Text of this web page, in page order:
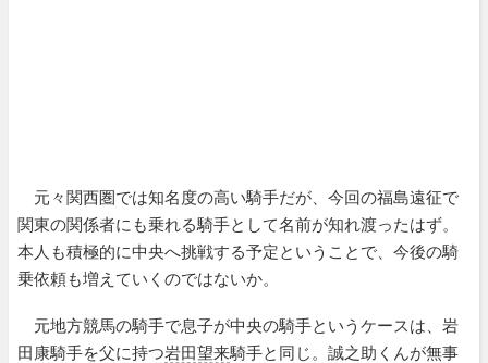
元々関西圏では知名度の高い騎手だが、今回の福島遠征で
関東の関係者にも乗れる騎手として名前が知れ渡ったはず。
本人も積極的に中央へ挑戦する予定ということで、今後の騎
乗依頼も増えていくのではないか。
元地方競馬の騎手で息子が中央の騎手というケースは、岩
田康騎手を父に持つ岩田望来騎手と同じ。誠之助くんが無事